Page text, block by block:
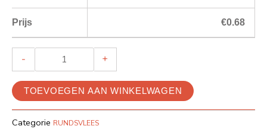
Prijs €0.68
- +
TOEVOEGEN AAN WINKELWAGEN
Categorie RUNDSVLEES